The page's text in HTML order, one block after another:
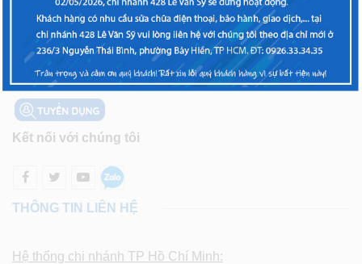
Chính sách thanh toán, giao nhận
Chính sách bảo mật
Sơ đồ trang
Kết nối với chúng tôi
THÔNG TIN LIÊN HỆ
Hệ thống chi nhánh TP Hồ Chí Minh: